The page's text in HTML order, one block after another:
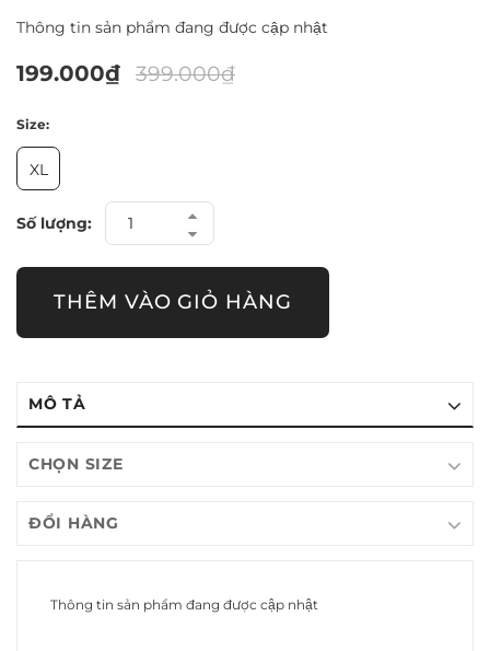
Thông tin sản phẩm đang được cập nhật
199.000₫ 399.000₫
Size:
XL
Số lượng:
THÊM VÀO GIỎ HÀNG
MÔ TẢ
CHỌN SIZE
ĐỔI HÀNG
Thông tin sản phẩm đang được cập nhật